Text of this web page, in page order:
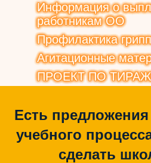
Информация о
работникам ОО
Профилактика
Агитационные
ПРОЕКТ ПО
Есть
учебного
сделать